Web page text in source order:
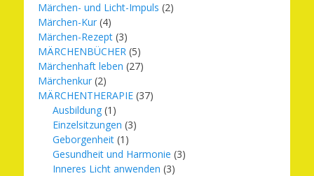
Märchen- und Licht-Impuls (2)
Märchen-Kur (4)
Märchen-Rezept (3)
MÄRCHENBÜCHER (5)
Märchenhaft leben (27)
Märchenkur (2)
MÄRCHENTHERAPIE (37)
Ausbildung (1)
Einzelsitzungen (3)
Geborgenheit (1)
Gesundheit und Harmonie (3)
Inneres Licht anwenden (3)